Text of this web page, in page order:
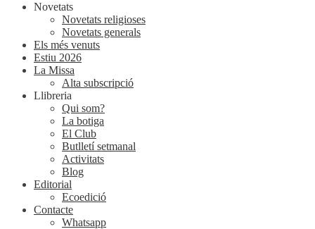
Novetats
Novetats religioses
Novetats generals
Els més venuts
Estiu 2026
La Missa
Alta subscripció
Llibreria
Qui som?
La botiga
El Club
Butlletí setmanal
Activitats
Blog
Editorial
Ecoedició
Contacte
Whatsapp